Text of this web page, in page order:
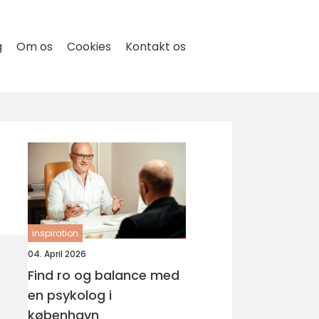
Om os Cookies Kontakt os
inspiration
04. April 2026
Find ro og balance med
en psykolog i
københavn